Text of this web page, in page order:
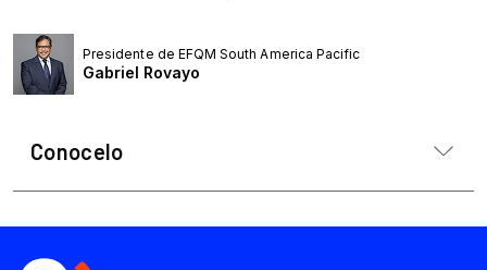
Presidente de EFQM South America Pacific
Gabriel Rovayo